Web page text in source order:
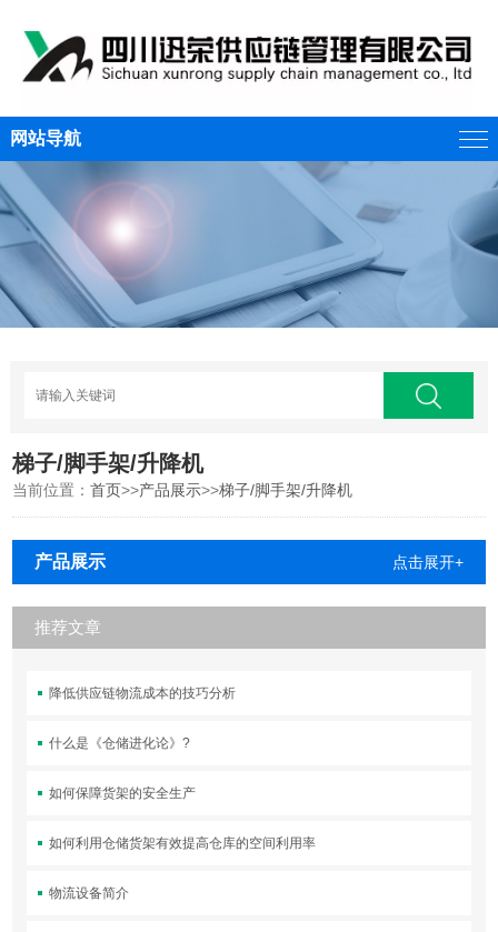
网站导航
梯子/脚手架/升降机
当前位置：首页>>产品展示>>梯子/脚手架/升降机
产品展示 点击展开+
推荐文章
降低供应链物流成本的技巧分析
什么是《仓储进化论》?
如何保障货架的安全生产
如何利用仓储货架有效提高仓库的空间利用率
物流设备简介